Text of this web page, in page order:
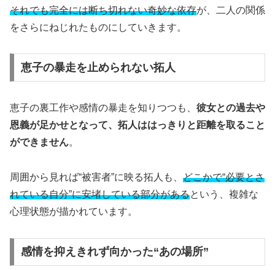
それでも完全には断ち切れない奇妙な依存が、二人の関係
をさらにねじれたものにしていきます。
恵子の暴走を止められない拓人
恵子の裏工作や感情の暴走を知りつつも、 彼女との過去や
恩義が足かせとなって、拓人ははっきりと距離を取ること
ができません。
周囲から見れば“被害者”に映る拓人も、 どこかで“必要とさ
れている自分”に安堵している部分があるという、複雑な
心理状態が描かれています。
感情を抑えきれず向かった“あの場所”